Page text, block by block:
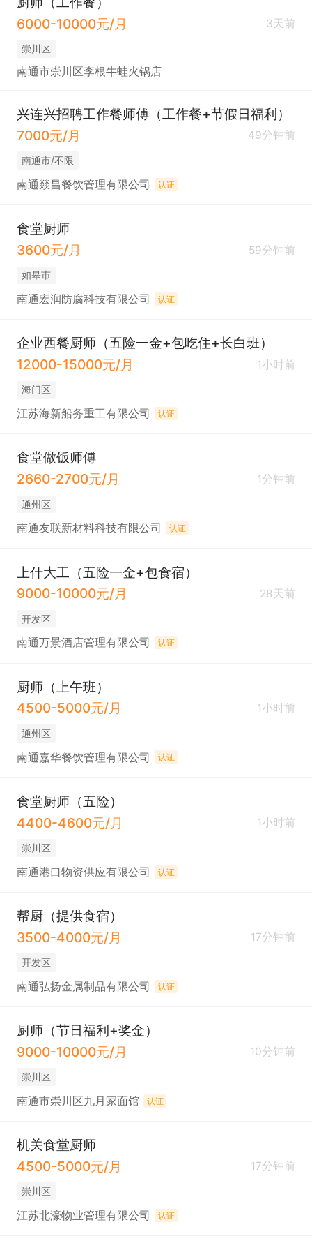
6000-10000元/月
3天前
崇川区
南通市崇川区李根牛蛙火锅店
兴连兴招聘工作餐师傅（工作餐+节假日福利）
7000元/月
49分钟前
南通市/不限
南通燚昌餐饮管理有限公司 认证
食堂厨师
3600元/月
59分钟前
如皋市
南通宏润防腐科技有限公司 认证
企业西餐厨师（五险一金+包吃住+长白班）
12000-15000元/月
1小时前
海门区
江苏海新船务重工有限公司 认证
食堂做饭师傅
2660-2700元/月
1分钟前
通州区
南通友联新材料科技有限公司 认证
上什大工（五险一金+包食宿）
9000-10000元/月
28天前
开发区
南通万景酒店管理有限公司 认证
厨师（上午班）
4500-5000元/月
1小时前
通州区
南通嘉华餐饮管理有限公司 认证
食堂厨师（五险）
4400-4600元/月
1小时前
崇川区
南通港口物资供应有限公司 认证
帮厨（提供食宿）
3500-4000元/月
17分钟前
开发区
南通弘扬金属制品有限公司 认证
厨师（节日福利+奖金）
9000-10000元/月
10分钟前
崇川区
南通市崇川区九月家面馆 认证
机关食堂厨师
4500-5000元/月
17分钟前
崇川区
江苏北濠物业管理有限公司 认证